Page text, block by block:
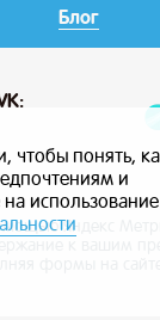
Блог
Яндекс
к вашим
формы на
чтобы понять,
и
использование